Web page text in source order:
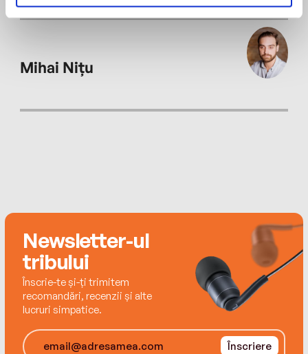
Mihai Nițu
Newsletter-ul
tribului
Înscrie-te și-ți trimitem
recomandări, recenzii și alte
lucruri simpatice.
Înscriere